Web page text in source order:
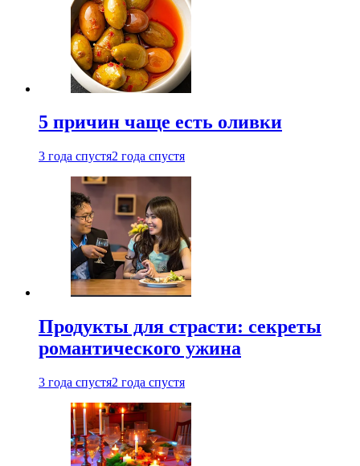
5 причин чаще есть оливки
3 года спустя2 года спустя
Продукты для страсти: секреты
романтического ужина
3 года спустя2 года спустя